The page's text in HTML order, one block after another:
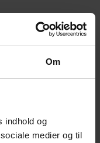
Om
indhold og
medier og til
og
og teknisk